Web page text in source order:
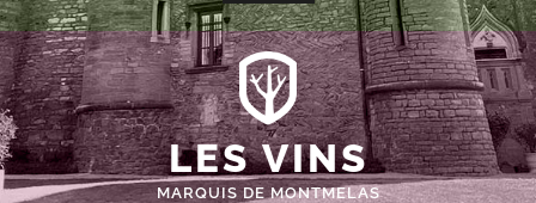
LES VINS
MARQUIS DE MONTMELAS